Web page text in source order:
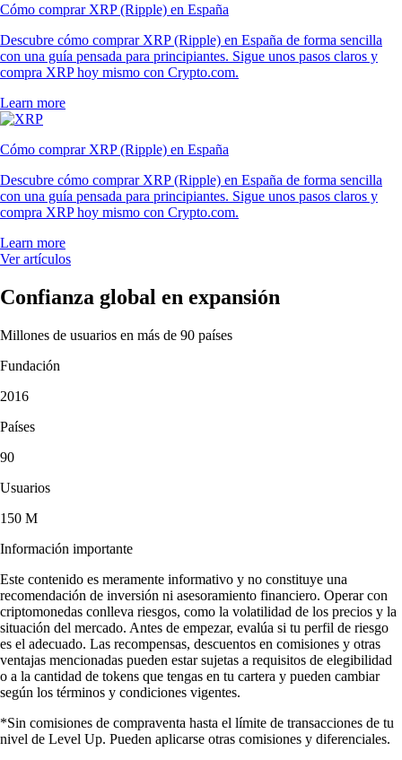
Cómo comprar XRP (Ripple) en España
Descubre cómo comprar XRP (Ripple) en España de forma sencilla
con una guía pensada para principiantes. Sigue unos pasos claros y
compra XRP hoy mismo con Crypto.com.
Learn more
Cómo comprar XRP (Ripple) en España
Descubre cómo comprar XRP (Ripple) en España de forma sencilla
con una guía pensada para principiantes. Sigue unos pasos claros y
compra XRP hoy mismo con Crypto.com.
Learn more
Ver artículos
Confianza global en expansión
Millones de usuarios en más de 90 países
Fundación
2016
Países
90
Usuarios
150 M
Información importante
Este contenido es meramente informativo y no constituye una
recomendación de inversión ni asesoramiento financiero. Operar con
criptomonedas conlleva riesgos, como la volatilidad de los precios y la
situación del mercado. Antes de empezar, evalúa si tu perfil de riesgo
es el adecuado. Las recompensas, descuentos en comisiones y otras
ventajas mencionadas pueden estar sujetas a requisitos de elegibilidad
o a la cantidad de tokens que tengas en tu cartera y pueden cambiar
según los términos y condiciones vigentes.
*Sin comisiones de compraventa hasta el límite de transacciones de tu
nivel de Level Up. Pueden aplicarse otras comisiones y diferenciales.